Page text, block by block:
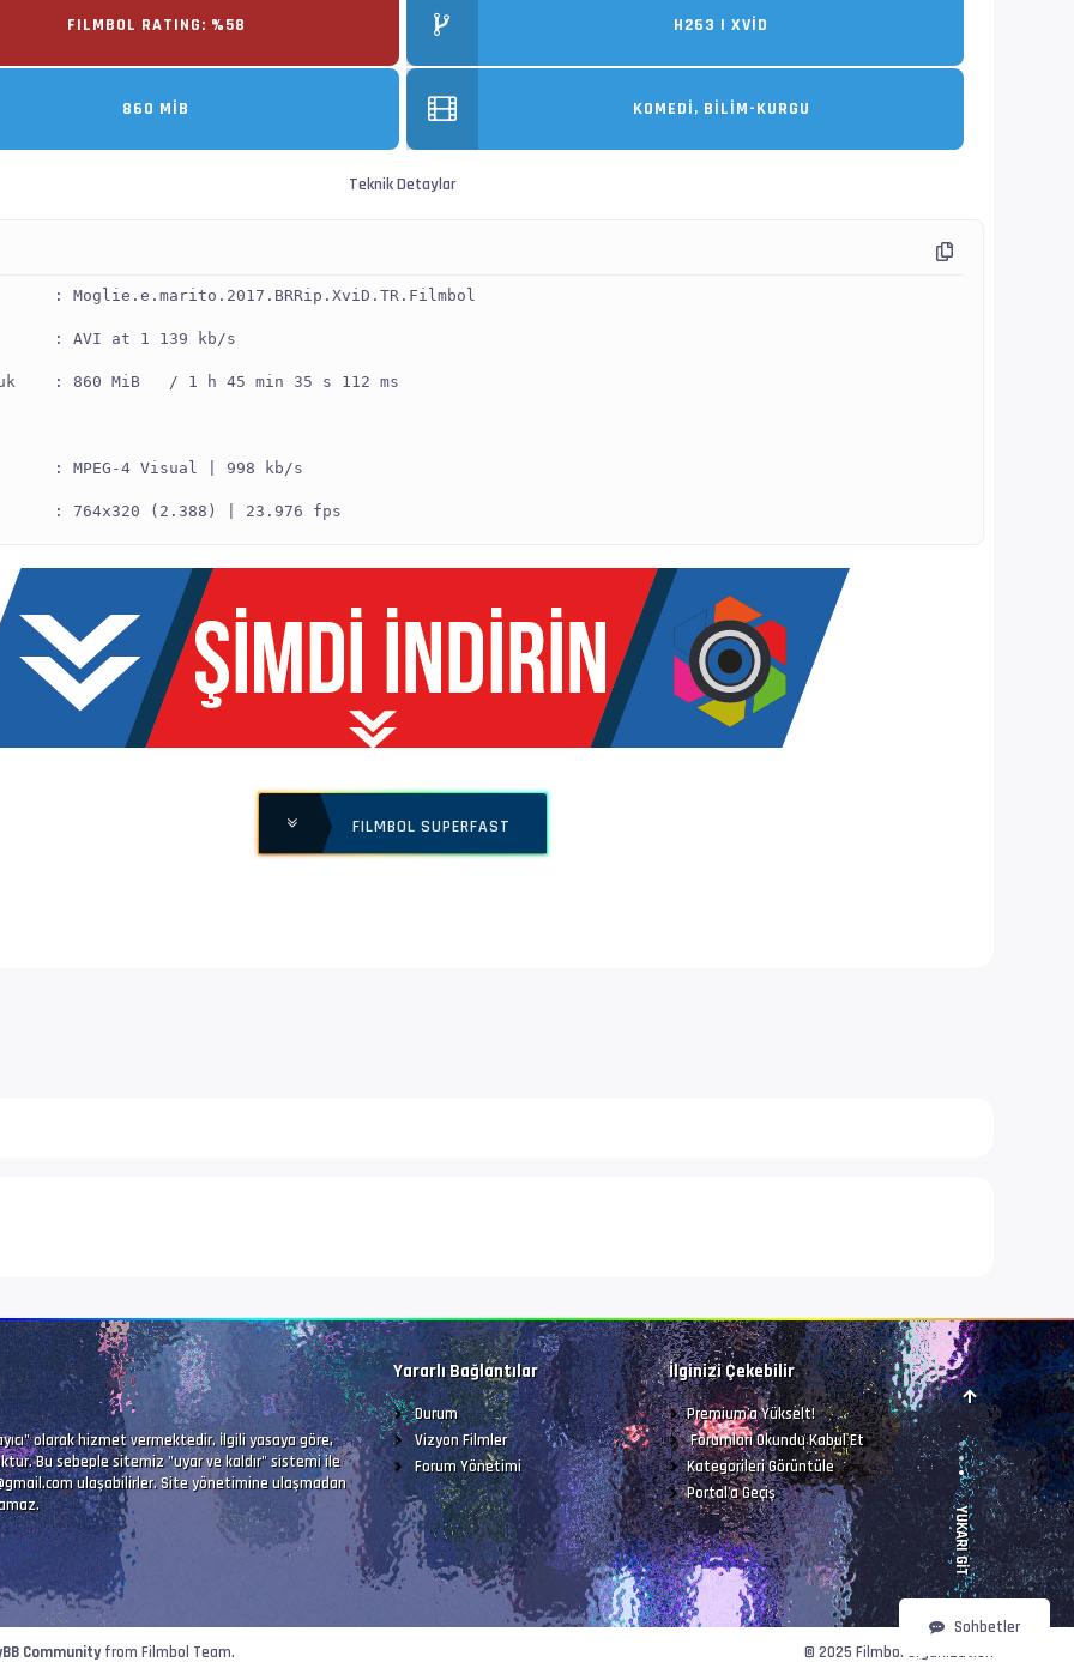
Sohbetler
FILMBOL RATING: %58 H263 | XVID
860 MIB KOMEDI, BILIM-KURGU
Teknik Detaylar
: Moglie.e.marito.2017.BRRip.XviD.TR.Filmbol
: AVI at 1 139 kb/s
: 860 MiB   / 1 h 45 min 35 s 112 ms
: MPEG-4 Visual | 998 kb/s
: 764x320 (2.388) | 23.976 fps
: MPEG Audio | 128 kb/s
: MPEG Audio
: 2 kanal, 48.0 kHz
FILMBOL SUPERFAST
olarak hizmet vermektedir. İlgili yasaya göre,
Bu sebeple sitemiz "uyar ve kaldır" sistemi ile
ulaşabilirler. Site yönetimine ulaşmadan
Yararlı Bağlantılar
Durum
Vizyon Filmler
Forum Yönetimi
İlginizi Çekebilir
Premium'a Yükselt!
Forumları Okundu Kabul Et
Kategorileri Görüntüle
Portal'a Geçiş
YUKARI GIT
Community from Filmbol Team. © 2025 Filmbol Organization